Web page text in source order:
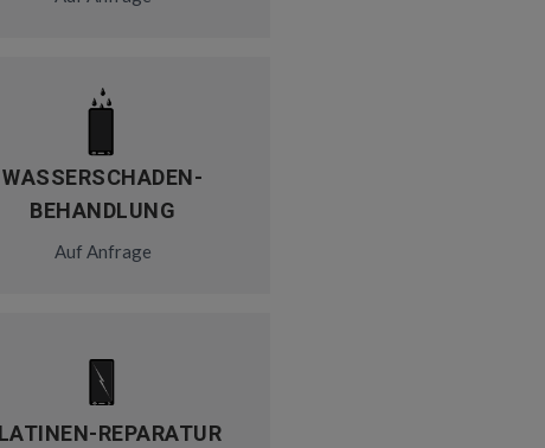
WASSERSCHADEN-
BEHANDLUNG
Auf Anfrage
REPARATUR